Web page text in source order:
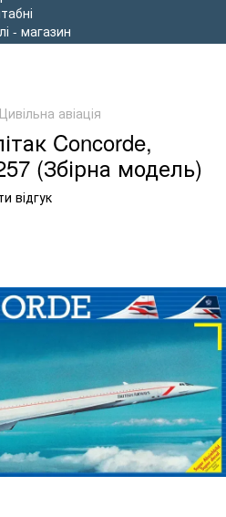
Цивільна авіація
Concorde,
(Збірна модель)
відгук